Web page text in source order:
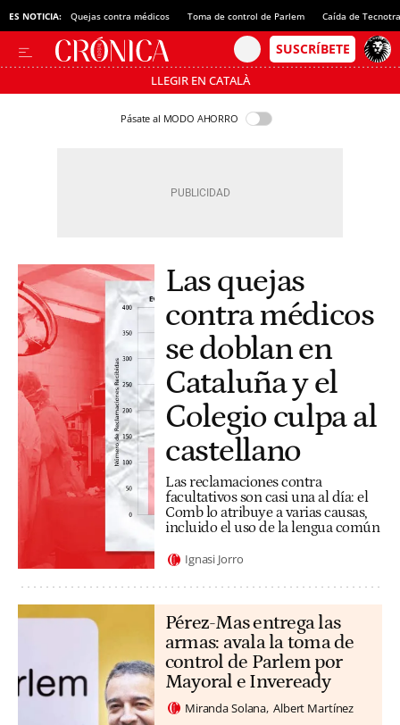
ES NOTICIA: Quejas contra médicos Toma de control de Parlem Caída de
LLEGIR EN CATALÀ
Pásate al MODO AHORRO
Las quejas
contra médicos
se doblan en
Cataluña y el
Colegio culpa al
castellano
Las reclamaciones contra
facultativos son casi una al día: el
Comb lo atribuye a varias causas,
incluido el uso de la lengua común
Ignasi Jorro
Pérez-Mas entrega las
armas: avala la toma de
control de Parlem por
Mayoral e Inveready
Miranda Solana Albert Martínez